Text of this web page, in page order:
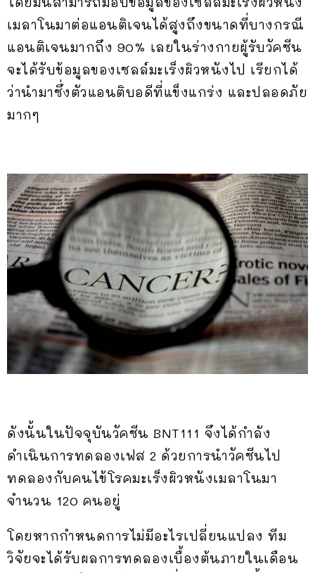
เมลาโนมาต่อแอนติเจนได้สูงถึงขนาดที่บางกรณี
แอนติเจนมากถึง 90% เลยในร่างกายผู้รับวัคซีน
จะได้รับข้อมูลของเซลล์มะเร็งผิวหนังไป เรียกได้
ว่านำมาซึ่งตัวแอนติบอดีที่แข็งแกร่ง และปลอดภัย
มากๆ
ดังนั้นในปัจจุบันวัคซีน BNT111 จึงได้กำลัง
ดำเนินการทดลองเฟส 2 ด้วยการนำวัคซีนไป
ทดลองกับคนไข้โรคมะเร็งผิวหนังเมลาโนมา
จำนวน 120 คนอยู่
โดยหากกำหนดการไม่มีอะไรเปลี่ยนแปลง ทีม
วิจัยจะได้รับผลการทดลองเบื้องต้นภายในเดือน